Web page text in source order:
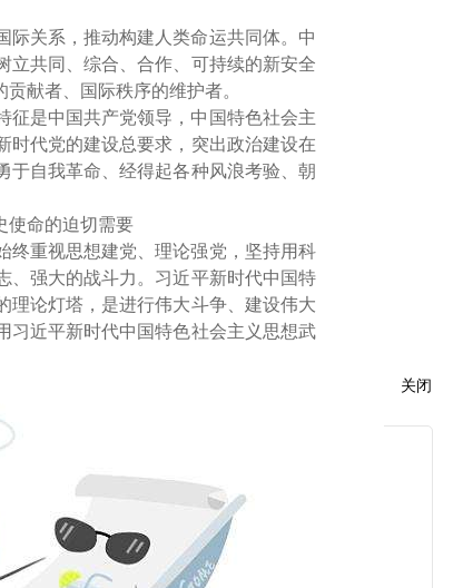
际关系，推动构建人类命运共同体。中
立共同、综合、合作、可持续的新安全
献者、国际秩序的维护者。
征是中国共产党领导，中国特色社会主
时代党的建设总要求，突出政治建设在
于自我革命、经得起各种风浪考验、朝
使命的迫切需要
终重视思想建党、理论强党，坚持用科
、强大的战斗力。习近平新时代中国特
理论灯塔，是进行伟大斗争、建设伟大
习近平新时代中国特色社会主义思想武
力把零散的感性理解上升为系统的理
部把它同马克思列宁主义、毛泽东思
握贯穿其中的马克思主义立场观点方
真挚为民情怀、务实思想作风、科学
广大党员、干部进一步增强“四个意
，坚决维护党中央权威和集中统一领
近平新时代中国特色社会主义思想，
关闭